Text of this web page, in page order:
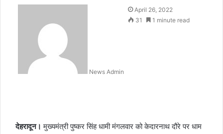
News Admin
April 26, 2022
31
1 minute read
देहरादून। मुख्यमंत्री पुष्कर सिंह धामी मंगलवार को केदारनाथ दौरे पर धाम